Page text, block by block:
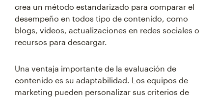
crea un método estandarizado para comparar el
desempeño en todos tipo de contenido, como
blogs, videos, actualizaciones en redes sociales o
recursos para descargar.
Una ventaja importante de la evaluación de
contenido es su adaptabilidad. Los equipos de
marketing pueden personalizar sus criterios de